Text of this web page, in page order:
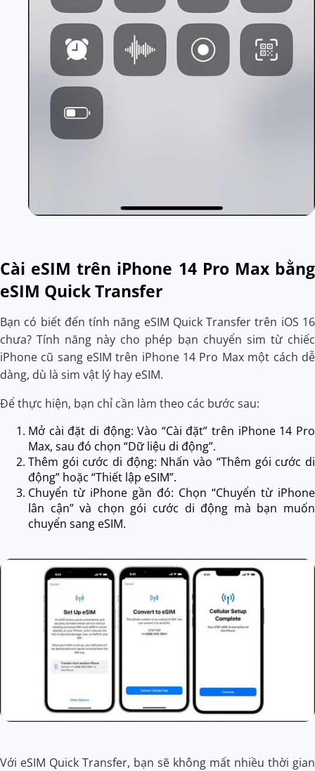
Cài eSIM trên iPhone 14 Pro Max bằng
eSIM Quick Transfer
Bạn có biết đến tính năng eSIM Quick Transfer trên iOS 16
chưa? Tính năng này cho phép bạn chuyển sim từ chiếc
iPhone cũ sang eSIM trên iPhone 14 Pro Max một cách dễ
dàng, dù là sim vật lý hay eSIM.
Để thực hiện, bạn chỉ cần làm theo các bước sau:
Mở cài đặt di động: Vào “Cài đặt” trên iPhone 14 Pro
Max, sau đó chọn “Dữ liệu di động”.
Thêm gói cước di động: Nhấn vào “Thêm gói cước di
động” hoặc “Thiết lập eSIM”.
Chuyển từ iPhone gần đó: Chọn “Chuyển từ iPhone
lân cận” và chọn gói cước di động mà bạn muốn
chuyển sang eSIM.
Với eSIM Quick Transfer, bạn sẽ không mất nhiều thời gian